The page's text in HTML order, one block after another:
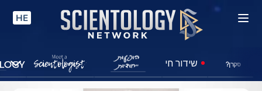
HE
סקרן? שידור חי